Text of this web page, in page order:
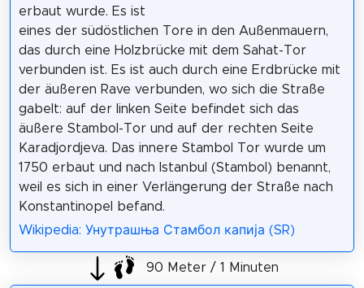
erbaut wurde. Es ist
eines der südöstlichen Tore in den Außenmauern,
das durch eine Holzbrücke mit dem Sahat-Tor
verbunden ist. Es ist auch durch eine Erdbrücke mit
der äußeren Rave verbunden, wo sich die Straße
gabelt: auf der linken Seite befindet sich das
äußere Stambol-Tor und auf der rechten Seite
Karadjordjeva. Das innere Stambol Tor wurde um
1750 erbaut und nach Istanbul (Stambol) benannt,
weil es sich in einer Verlängerung der Straße nach
Konstantinopel befand.
Wikipedia: Унутрашња Стамбол капија (SR)
90 Meter / 1 Minuten